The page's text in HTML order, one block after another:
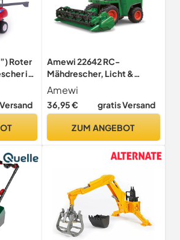
Roter
im
Spiel
Amewi 22642 RC-
Mähdrescher, Licht &
Sound, 1:24 RTR grün
Amewi
36,95 € gratis Versand
ZUM ANGEBOT